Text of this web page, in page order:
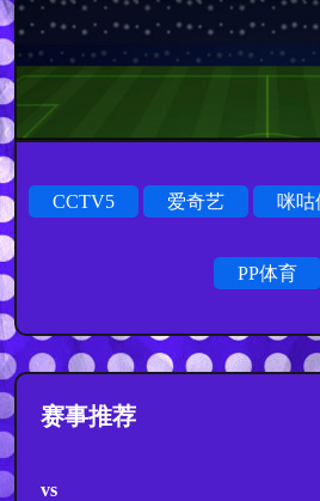
CCTV5 爱奇艺 咪咕
PP体育
赛事推荐
vs